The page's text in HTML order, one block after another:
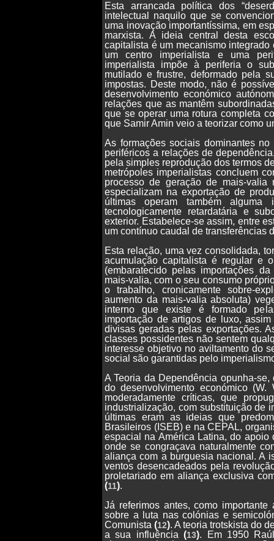
Esta arrancada política dos
intelectual naquilo que se
uma inovação importantíssima, em
marxista. A ideia central desta
capitalista é um mecanismo
um centro imperialista e uma
imperialista impõe à periferia o
mutilado e frustre, deformado pela
impostas. Deste modo, não é
desenvolvimento económico
relações que as mantêm
que se operar uma rotura completa
que Samir Amin veio a teorizar como
As formações sociais dominantes
periféricos a relações de
pela simples reprodução dos termos
metrópoles imperialistas concluem
processo de geração de mais-valia
especializam na exportação de
últimas operam também alguma
tecnologicamente retardatária e
exterior. Estabelece-se assim, entre
um contínuo caudal de transferências
Esta relação, uma vez consolidada,
acumulação capitalista é regular e
(embaratecido pelas importações
mais-valia, com o seu consumo
o trabalho, cronicamente sobre-
aumento da mais-valia absoluta)
interno que existe é formado
importação de artigos de luxo,
divisas geradas pelas exportações.
classes possidentes não sentem
interesse objetivo no aviltamento do
social são garantidas pelo
A Teoria da Dependência opunha-
do desenvolvimento económico
moderadamente críticas, que
industrialização, com substituição de
últimas eram as ideias que
Brasileiros (ISEB) e na CEPAL,
espacial na América Latina, do
onde se congraçava naturalmente
aliança com a burguesia nacional. A
ventos desencadeados pela
proletariado em aliança exclusiva
(11).
Já referimos antes, como
sobre a luta nas colónias e
Comunista (12). A teoria trotskista do
a sua influência(13). Em 1950